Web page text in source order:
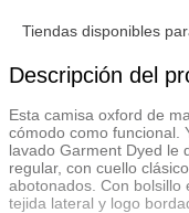
Tiendas disponibles
Descripción del
Esta camisa oxford de
cómodo como funcional.
lavado Garment Dyed le
regular, con cuello
abotonados. Con bolsillo
tejida lateral y logo